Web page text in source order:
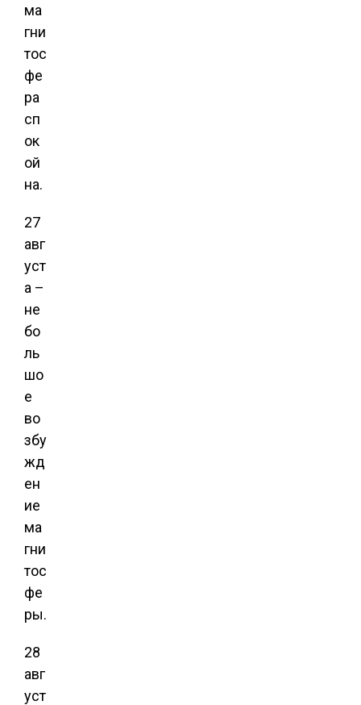
ма
гни
тос
фе
ра
сп
ок
ой
на.
27
авг
уст
а –
не
бо
ль
шо
е
во
збу
жд
ен
ие
ма
гни
тос
фе
ры.
28
авг
уст